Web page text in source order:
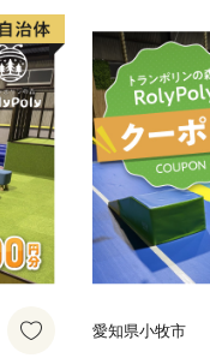
非お越しください。
愛知県小牧市